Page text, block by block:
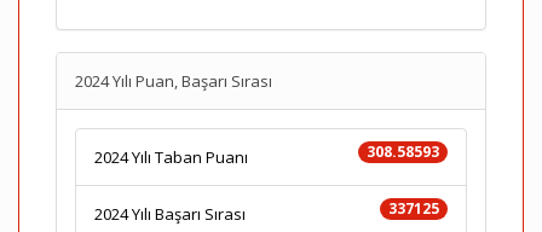
2024 Yılı Puan, Başarı Sırası
308.58593
2024 Yılı Taban Puanı
337125
2024 Yılı Başarı Sırası